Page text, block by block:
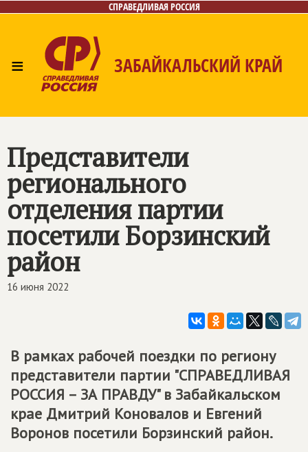
СПРАВЕДЛИВАЯ РОССИЯ
≡ ЗАБАЙКАЛЬСКИЙ КРАЙ
Представители
регионального
отделения партии
посетили Борзинский
район
16 июня 2022
В рамках рабочей поездки по региону
представители партии "СПРАВЕДЛИВАЯ
РОССИЯ – ЗА ПРАВДУ" в Забайкальском
крае Дмитрий Коновалов и Евгений
Воронов посетили Борзинский район.